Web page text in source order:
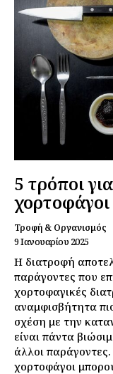
5 τρόποι
Τροφή & Οργανισμός
9 Ιανουαρίου 2025
Η διατροφή
παράγοντες που
χορτοφαγικές
αναμφισβήτητα
σχέση με την
είναι πάντα
άλλοι
χορτοφάγοι